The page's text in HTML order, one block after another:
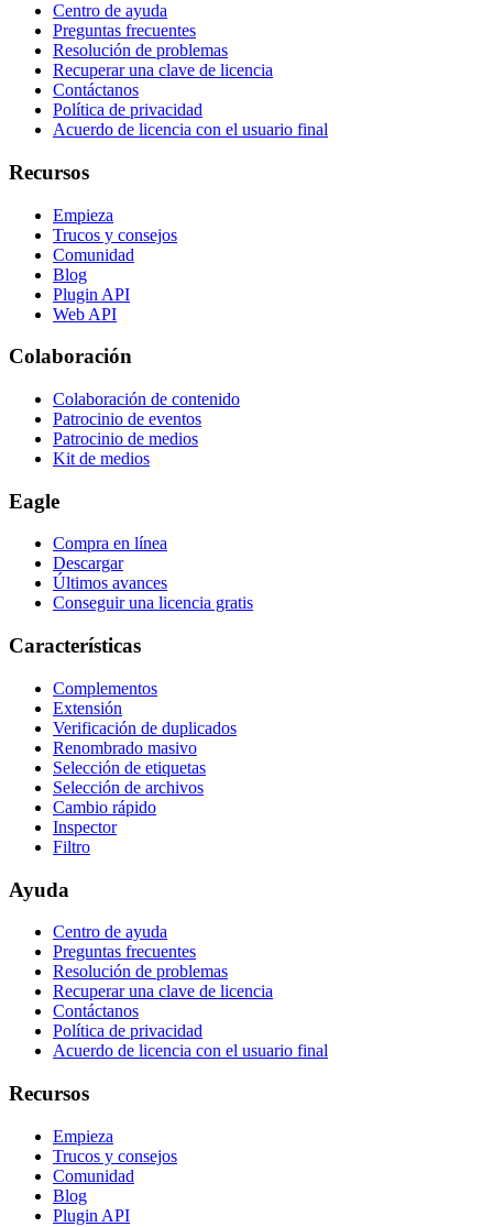
Centro de ayuda
Preguntas frecuentes
Resolución de problemas
Recuperar una clave de licencia
Contáctanos
Política de privacidad
Acuerdo de licencia con el usuario final
Recursos
Empieza
Trucos y consejos
Comunidad
Blog
Plugin API
Web API
Colaboración
Colaboración de contenido
Patrocinio de eventos
Patrocinio de medios
Kit de medios
Eagle
Compra en línea
Descargar
Últimos avances
Conseguir una licencia gratis
Características
Complementos
Extensión
Verificación de duplicados
Renombrado masivo
Selección de etiquetas
Selección de archivos
Cambio rápido
Inspector
Filtro
Ayuda
Centro de ayuda
Preguntas frecuentes
Resolución de problemas
Recuperar una clave de licencia
Contáctanos
Política de privacidad
Acuerdo de licencia con el usuario final
Recursos
Empieza
Trucos y consejos
Comunidad
Blog
Plugin API